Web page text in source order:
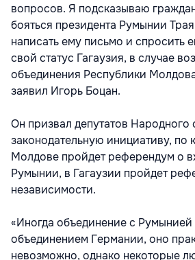
вопросов. Я подсказываю
бояться президента Румынии
написать ему письмо и спросить
свой статус Гагаузия, в случае
объединения Республики
заявил Игорь Боцан.
Он призвал депутатов Народного
законодательную инициативу, по
Молдове пройдет референдум о
Румынии, в Гагаузии пройдет
независимости.
«Иногда объединение с
объединением Германии, оно
невозможно, однако некоторые